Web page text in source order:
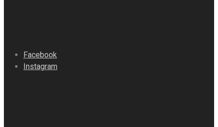
Facebook
Instagram